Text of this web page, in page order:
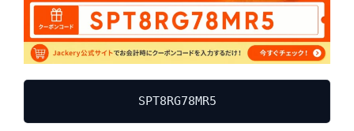
SPT8RG78MR5